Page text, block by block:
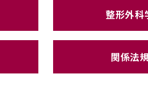
整形外科
関係法